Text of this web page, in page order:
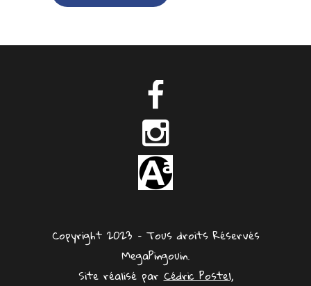
Copyright 2023 – Tous droits Réservés
MegaPingouin.
Site réalisé parCédric Postel,